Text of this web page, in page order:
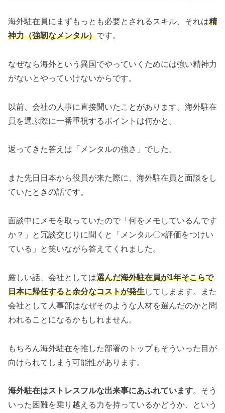
海外駐在員にまずもっとも必要とされるスキル、それは精
神力（強靭なメンタル）です。
なぜなら海外という異国でやっていくためには強い精神力
がないとやっていけないからです。
以前、会社の人事に直接聞いたことがあります。海外駐在
員を選ぶ際に一番重視するポイントは何かと。
返ってきた答えは「メンタルの強さ」でした。
また先日日本から役員が来た際に、海外駐在員と面談をし
ていたときの話です。
面談中にメモを取っていたので「何をメモしているんです
か？」と冗談交じりに聞くと「メンタル〇×評価をつけい
ている」と笑いながら答えてくれました。
厳しい話、会社としては選んだ海外駐在員が1年そこらで
日本に帰任すると余分なコストが発生してしまます。また
会社として人事部はなぜそのような人材を選んだのかと問
われることになるかもしれません。
もちろん海外駐在を推した部署のトップもそういった目が
向けられてしまう可能性があります。
海外駐在はストレスフルな出来事にあふれています。そう
いった困難を乗り越える力を持っているかどうか、という